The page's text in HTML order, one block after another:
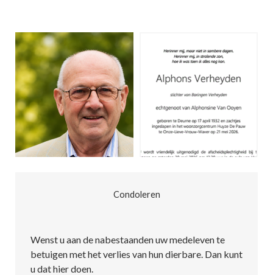
Condoleren
Wenst u aan de nabestaanden uw medeleven te
betuigen met het verlies van hun dierbare. Dan kunt
u dat hier doen.